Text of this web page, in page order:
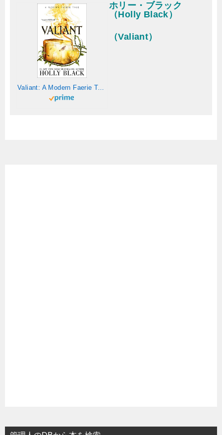
Valiant: A Modern Faerie Tale (English Edition)
ホリー・ブラック
（Holly Black）
（Valiant）